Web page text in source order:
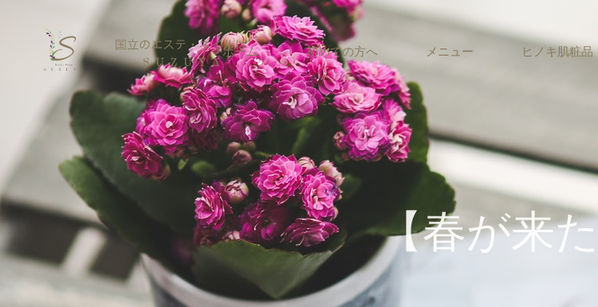
ホーム 初めての方へ メニュー ヒノキ肌粧品
【春が来た